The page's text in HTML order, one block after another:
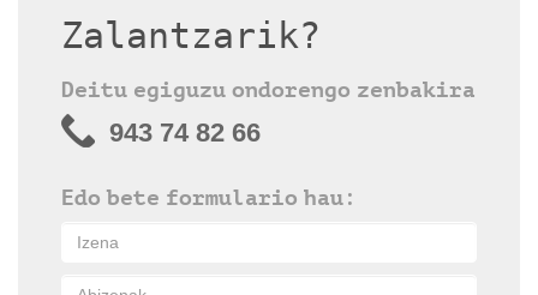
Zalantzarik?
Deitu egiguzu ondorengo zenbakira
943 74 82 66
Edo bete formulario hau: